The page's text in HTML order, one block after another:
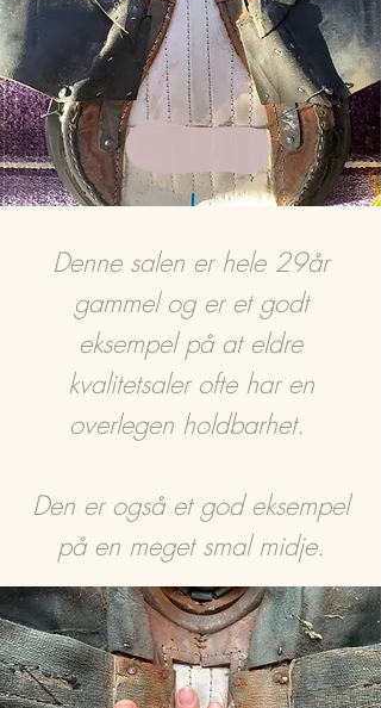
Denne salen er hele 29år
gammel og er et godt
eksempel på at eldre
kvalitetsaler ofte har en
overlegen holdbarhet.
Den er også et god eksempel
på en meget smal midje.